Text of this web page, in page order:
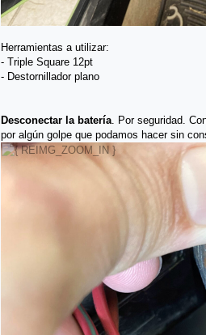
Herramientas a utilizar:
- Triple Square 12pt
- Destornillador plano
Desconectar la batería. Por seguridad.
por algún golpe que podamos hacer sin